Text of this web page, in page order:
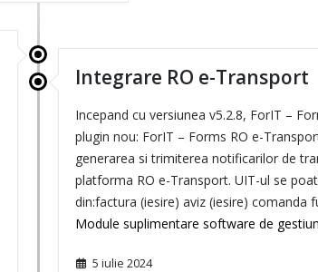
Integrare RO e-Transport
Incepand cu versiunea v5.2.8, ForIT –
plugin nou: ForIT – Forms RO e-
generarea si trimiterea notificarilor de
platforma RO e-Transport. UIT-ul se
din:factura (iesire) aviz (iesire) comanda
Module suplimentare software de
5 iulie 2024